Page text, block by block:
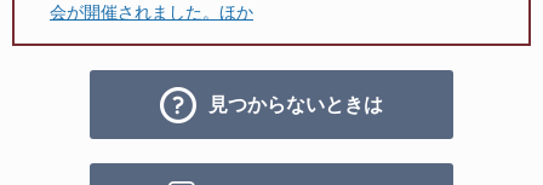
会が開催されました。ほか
見つからないときは